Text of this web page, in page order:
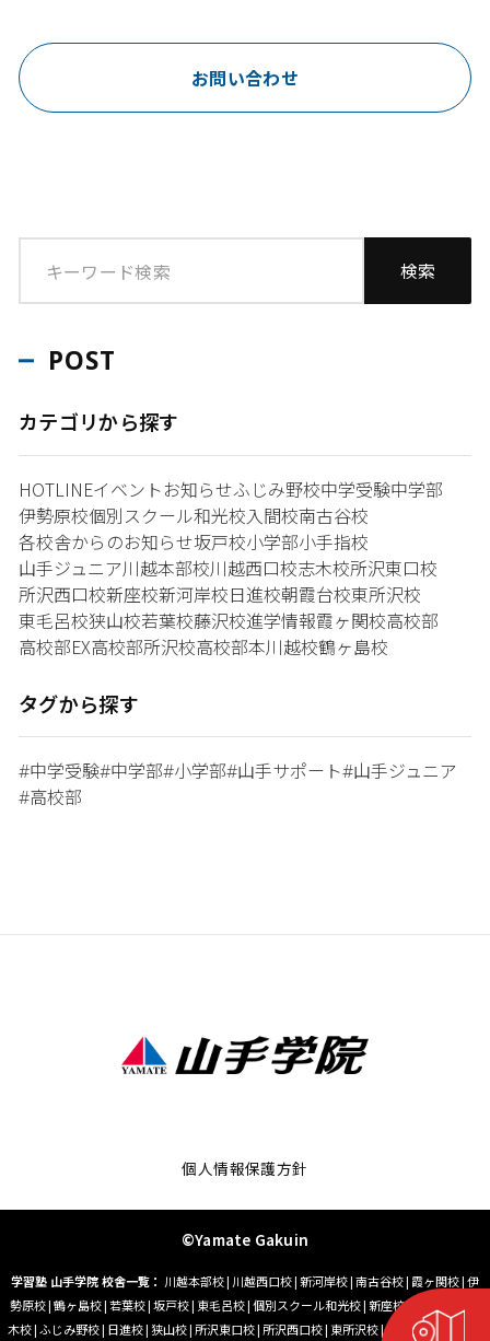
お問い合わせ
POST
カテゴリから探す
HOTLINEイベントお知らせふじみ野校中学受験中学部
伊勢原校個別スクール和光校入間校南古谷校
各校舎からのお知らせ坂戸校小学部小手指校
山手ジュニア川越本部校川越西口校志木校所沢東口校
所沢西口校新座校新河岸校日進校朝霞台校東所沢校
東毛呂校狭山校若葉校藤沢校進学情報霞ヶ関校高校部
高校部EX高校部所沢校高校部本川越校鶴ヶ島校
タグから探す
#中学受験#中学部#小学部#山手サポート#山手ジュニア
#高校部
個人情報保護方針
©Yamate Gakuin
学習塾 山手学院 校舎一覧： 川越本部校| 川越西口校|新河岸校|南古谷校| 霞ヶ関校|伊
勢原校|鶴ヶ島校|若葉校|坂戸校| 東毛呂校|個別スクール和光校|新座校| 朝霞台校 |
木校|ふじみ野校| 日進校|狭山校|所沢東口校|所沢西口校| 東所沢校|小手指校|